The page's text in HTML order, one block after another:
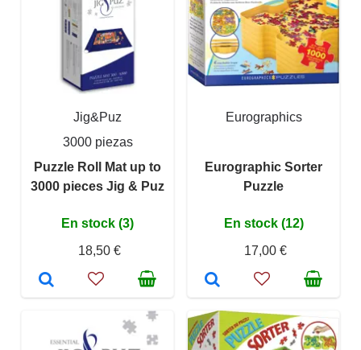
Jig&Puz
3000 piezas
Puzzle Roll Mat up to
3000 pieces Jig & Puz
En stock (3)
18,50 €
Eurographics
Eurographic Sorter
Puzzle
En stock (12)
17,00 €